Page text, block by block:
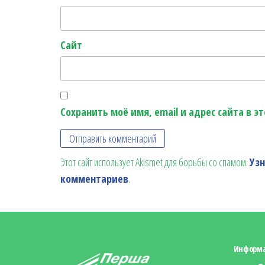
Сайт
Сохранить моё имя, email и адрес сайта в
Этот сайт использует Akismet для борьбы со спамом.
комментариев.